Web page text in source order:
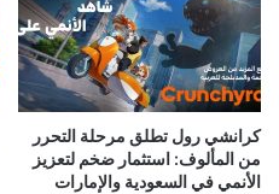
كرانشي رول تطلق مرحلة التحرر
من المألوف: استثمار ضخم لتعزيز
الأنمي في السعودية والإمارات